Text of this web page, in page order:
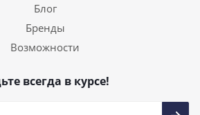
Блог
Бренды
Возможности
всегда в курсе!